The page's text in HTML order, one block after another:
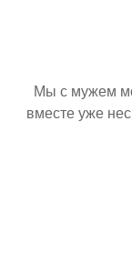
Мы с мужем
вместе уже